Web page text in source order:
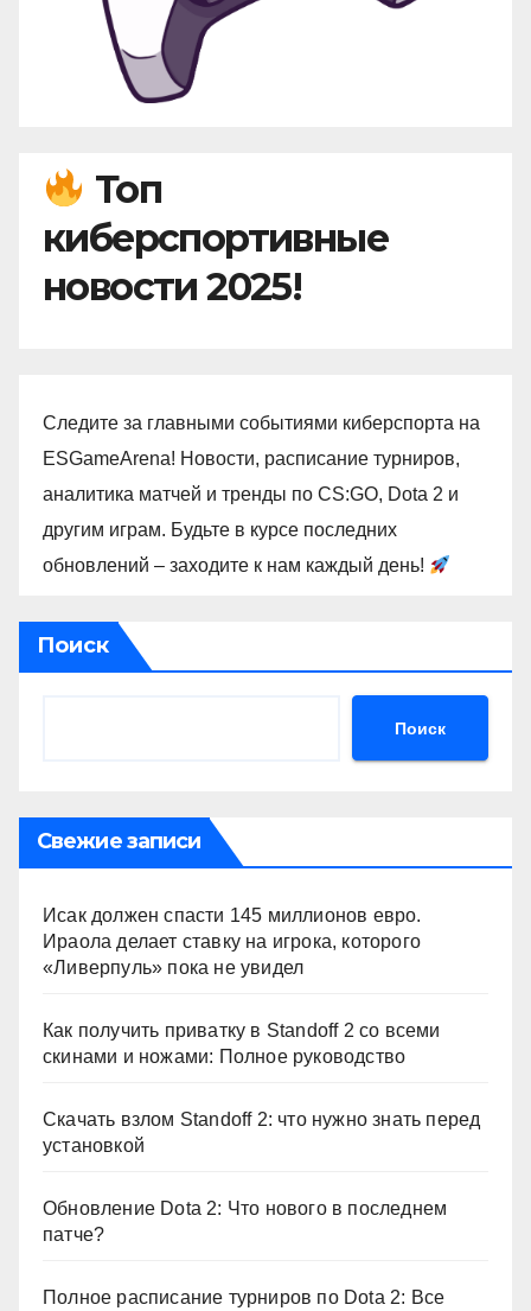
Топ
киберспортивные
новости 2025!
Следите за главными событиями киберспорта на
ESGameArena! Новости, расписание турниров,
аналитика матчей и тренды по CS:GO, Dota 2 и
другим играм. Будьте в курсе последних
обновлений – заходите к нам каждый день!
Поиск
Поиск
Свежие записи
Исак должен спасти 145 миллионов евро.
Ираола делает ставку на игрока, которого
«Ливерпуль» пока не увидел
Как получить приватку в Standoff 2 со всеми
скинами и ножами: Полное руководство
Скачать взлом Standoff 2: что нужно знать перед
установкой
Обновление Dota 2: Что нового в последнем
патче?
Полное расписание турниров по Dota 2: Все